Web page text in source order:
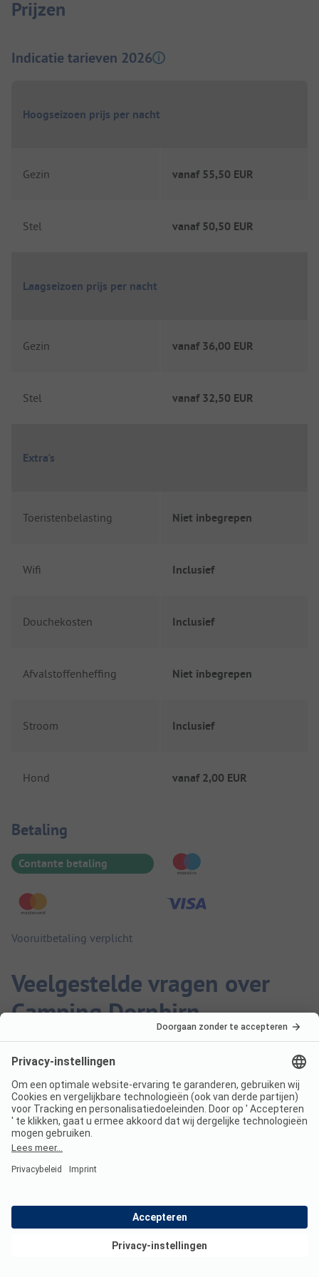
Prijzen
Indicatie tarieven 2026
Hoogseizoen prijs per nacht
Gezin vanaf 55,50 EUR
Stel vanaf 50,50 EUR
Laagseizoen prijs per nacht
Gezin vanaf 36,00 EUR
Stel vanaf 32,50 EUR
Extra's
Toeristenbelasting Niet inbegrepen
Wifi Inclusief
Douchekosten Inclusief
Afvalstoffenheffing Niet inbegrepen
Stroom Inclusief
Hond vanaf 2,00 EUR
Betaalinformatie
Betaling
Contante betaling
Vooruitbetaling verplicht
Veelgestelde vragen over
Camping Dornbirn
Zijn honden toegestaan op
Camping Dornbirn?
Ja, honden zijn toegestaan op de camping.
Hoeveel kost een verblijf op
Bekijk deals